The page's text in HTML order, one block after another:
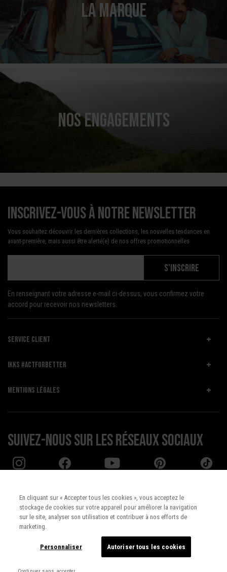
LA MARQUE
NOS ENGAGEMENTS
Inscrivez-vous à notre newsletter
Vous souhaitez découvrir les dernières collections, les nouvelles tendances en
avant-première, mais aussi être alerté(e) de nos offres promotionnelles
S'INSCRIRE
En renseignant votre adresse e-mail ci-dessus, vous confirmez votre
accord pour recevoir nos newsletters.
SERVICE CLIENT
IKKS #ACTFORBETTER
MENTIONS LÉGALES
Suivez-nous sur les réseaux sociaux
Pays : UNITED STATES
Français
En cliquant sur « Accepter tous les cookies », vous acceptez le
stockage de cookies sur votre appareil pour améliorer la navigation
sur le site, analyser son utilisation et contribuer à nos efforts de
marketing.
Personnaliser Autoriser tous les cookies